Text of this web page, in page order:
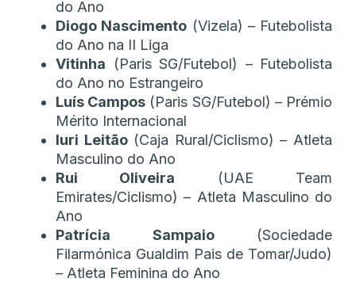
do Ano
Diogo Nascimento (Vizela) – Futebolista
do Ano na II Liga
Vitinha (Paris SG/Futebol) – Futebolista
do Ano no Estrangeiro
Luís Campos (Paris SG/Futebol) – Prémio
Mérito Internacional
Iuri Leitão(Caja Rural/Ciclismo) – Atleta
Masculino do Ano
Rui Oliveira (UAE Team
Emirates/Ciclismo) – Atleta Masculino do
Ano
Patrícia Sampaio(Sociedade
Filarmónica Gualdim Pais de Tomar/Judo)
– Atleta Feminina do Ano